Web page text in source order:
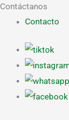
Contáctanos
Contacto